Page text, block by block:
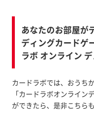
あなたのお部屋が
ディングカードゲ
ラボ オンライン
カードラボでは、おうち
「カードラボオンライン
ができたら、是非こちら